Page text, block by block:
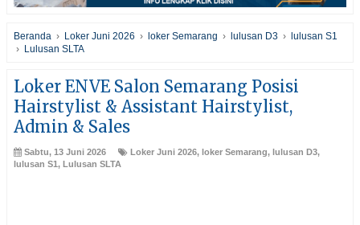
Beranda › Loker Juni 2026 › loker Semarang › lulusan D3 › lulusan S1
› Lulusan SLTA
Loker ENVE Salon Semarang Posisi
Hairstylist & Assistant Hairstylist,
Admin & Sales
Sabtu, 13 Juni 2026 Loker Juni 2026, loker Semarang, lulusan D3,
lulusan S1, Lulusan SLTA